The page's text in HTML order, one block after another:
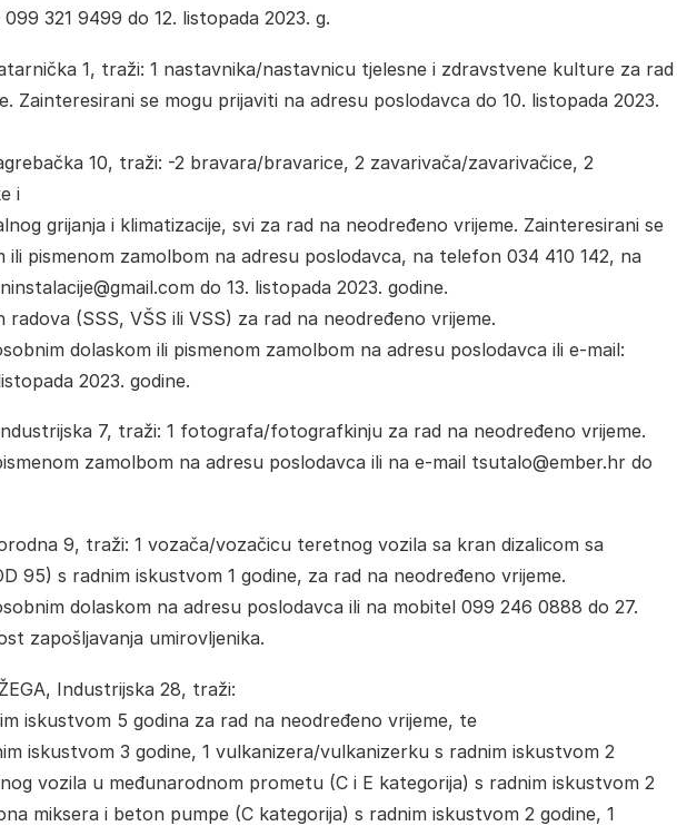
321 9499 do 12. listopada 2023. g.
1, traži: 1 nastavnika/nastavnicu tjelesne i zdravstvene kulture za rad
Zainteresirani se mogu prijaviti na adresu poslodavca do 10. listopada 2023.
10, traži: -2 bravara/bravarice, 2 zavarivača/zavarivačice, 2
i
grijanja i klimatizacije, svi za rad na neodređeno vrijeme. Zainteresirani se
ili pismenom zamolbom na adresu poslodavca, na telefon 034 410 142, na
do 13. listopada 2023. godine.
(SSS, VŠS ili VSS) za rad na neodređeno vrijeme.
dolaskom ili pismenom zamolbom na adresu poslodavca ili e-mail:
2023. godine.
7, traži: 1 fotografa/fotografkinju za rad na neodređeno vrijeme.
zamolbom na adresu poslodavca ili na e-mail tsutalo@ember.hr do
9, traži: 1 vozača/vozačicu teretnog vozila sa kran dizalicom sa
95) s radnim iskustvom 1 godine, za rad na neodređeno vrijeme.
dolaskom na adresu poslodavca ili na mobitel 099 246 0888 do 27.
zapošljavanja umirovljenika.
Industrijska 28, traži:
iskustvom 5 godina za rad na neodređeno vrijeme, te
iskustvom 3 godine, 1 vulkanizera/vulkanizerku s radnim iskustvom 2
vozila u međunarodnom prometu (C i E kategorija) s radnim iskustvom 2
miksera i beton pumpe (C kategorija) s radnim iskustvom 2 godine, 1